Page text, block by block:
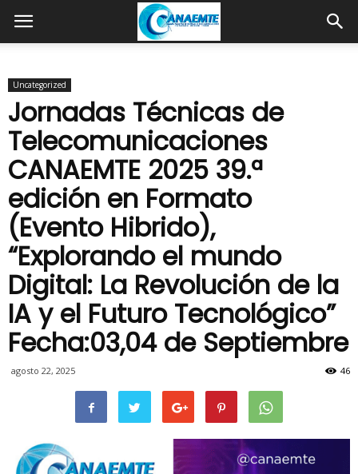
Uncategorized
Jornadas Técnicas de
Telecomunicaciones
CANAEMTE 2025 39.ª
edición en Formato
(Evento Hibrido),
“Explorando el mundo
Digital: La Revolución de la
IA y el Futuro Tecnológico”
Fecha:03,04 de Septiembre
agosto 22, 2025 46